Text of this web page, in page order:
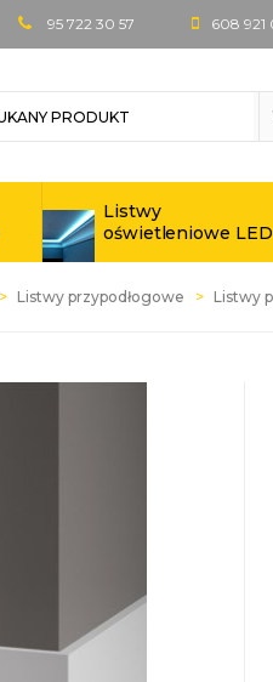
95 722 30 57 608 921
Listwy
oświetleniowe LED
Listwy przypodłogowe Listwy